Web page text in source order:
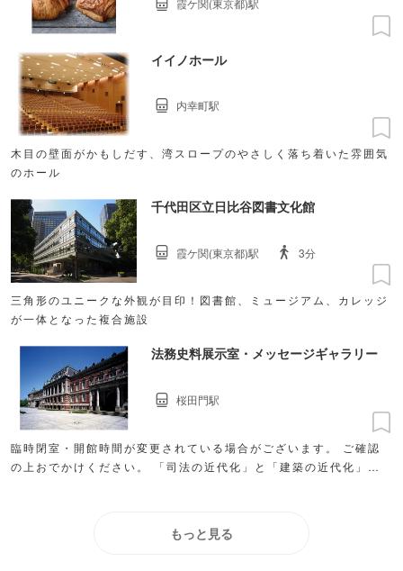
霞ケ関(東京都)駅
イイノホール
木目の壁面がかもしだす、湾スロープのやさしく落ち着いた雰囲気
のホール
内幸町駅
千代田区立日比谷図書文化館
三角形のユニークな外観が目印！図書館、ミュージアム、カレッジ
が一体となった複合施設
霞ケ関(東京都)駅 3分
法務史料展示室・メッセージギャラリー
臨時閉室・開館時間が変更されている場合がございます。 ご確認
の上おでかけください。 「司法の近代化」と「建築の近代化」に
桜田門駅
もっと見る